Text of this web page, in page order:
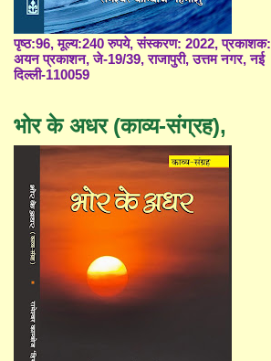
पृष्ठ:96, मूल्य:240 रुपये, संस्करण: 2022, प्रकाशक:
अयन प्रकाशन, जे-19/39, राजापुरी, उत्तम नगर, नई
दिल्ली-110059
भोर के अधर (काव्य-संग्रह),